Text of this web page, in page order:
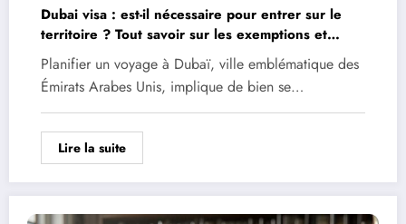
Dubai visa : est-il nécessaire pour entrer sur le
territoire ? Tout savoir sur les exemptions et
conditions d’entrée
Planifier un voyage à Dubaï, ville emblématique des
Émirats Arabes Unis, implique de bien se…
Lire la suite